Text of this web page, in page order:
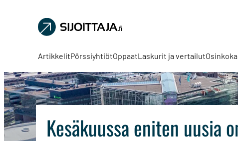
Sijoittaja.fi
Tee
sijoituspäätöksiä
ArtikkelitPörssiyhtiötOppaatLaskurit ja vertailut
Kesäkuussa eniten uusia